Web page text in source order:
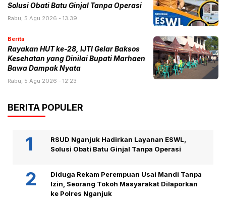
Solusi Obati Batu Ginjal Tanpa Operasi
Rabu, 5 Agu 2026 - 13:39
Berita
Rayakan HUT ke-28, IJTI Gelar Baksos
Kesehatan yang Dinilai Bupati Marhaen
Bawa Dampak Nyata
Rabu, 5 Agu 2026 - 12:23
BERITA POPULER
RSUD Nganjuk Hadirkan Layanan ESWL,
Solusi Obati Batu Ginjal Tanpa Operasi
Diduga Rekam Perempuan Usai Mandi Tanpa
Izin, Seorang Tokoh Masyarakat Dilaporkan
ke Polres Nganjuk